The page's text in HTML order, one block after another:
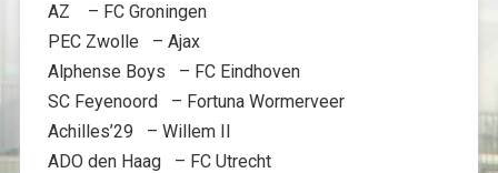
AZ – FC Groningen
PEC Zwolle – Ajax
Alphense Boys – FC Eindhoven
SC Feyenoord – Fortuna Wormerveer
Achilles’29 – Willem II
ADO den Haag – FC Utrecht